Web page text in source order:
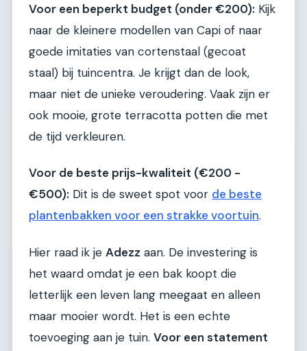
Voor een beperkt budget (onder €200): Kijk
naar de kleinere modellen van Capi of naar
goede imitaties van cortenstaal (gecoat
staal) bij tuincentra. Je krijgt dan de look,
maar niet de unieke veroudering. Vaak zijn er
ook mooie, grote terracotta potten die met
de tijd verkleuren.
Voor de beste prijs-kwaliteit (€200 -
€500): Dit is de sweet spot voor de beste
plantenbakken voor een strakke voortuin.
Hier raad ik je Adezz aan. De investering is
het waard omdat je een bak koopt die
letterlijk een leven lang meegaat en alleen
maar mooier wordt. Het is een echte
toevoeging aan je tuin. Voor een statement